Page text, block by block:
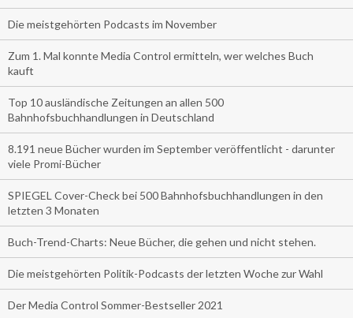
Die meistgehörten Podcasts im November
Zum 1. Mal konnte Media Control ermitteln, wer welches Buch
kauft
Top 10 ausländische Zeitungen an allen 500
Bahnhofsbuchhandlungen in Deutschland
8.191 neue Bücher wurden im September veröffentlicht - darunter
viele Promi-Bücher
SPIEGEL Cover-Check bei 500 Bahnhofsbuchhandlungen in den
letzten 3 Monaten
Buch-Trend-Charts: Neue Bücher, die gehen und nicht stehen.
Die meistgehörten Politik-Podcasts der letzten Woche zur Wahl
Der Media Control Sommer-Bestseller 2021